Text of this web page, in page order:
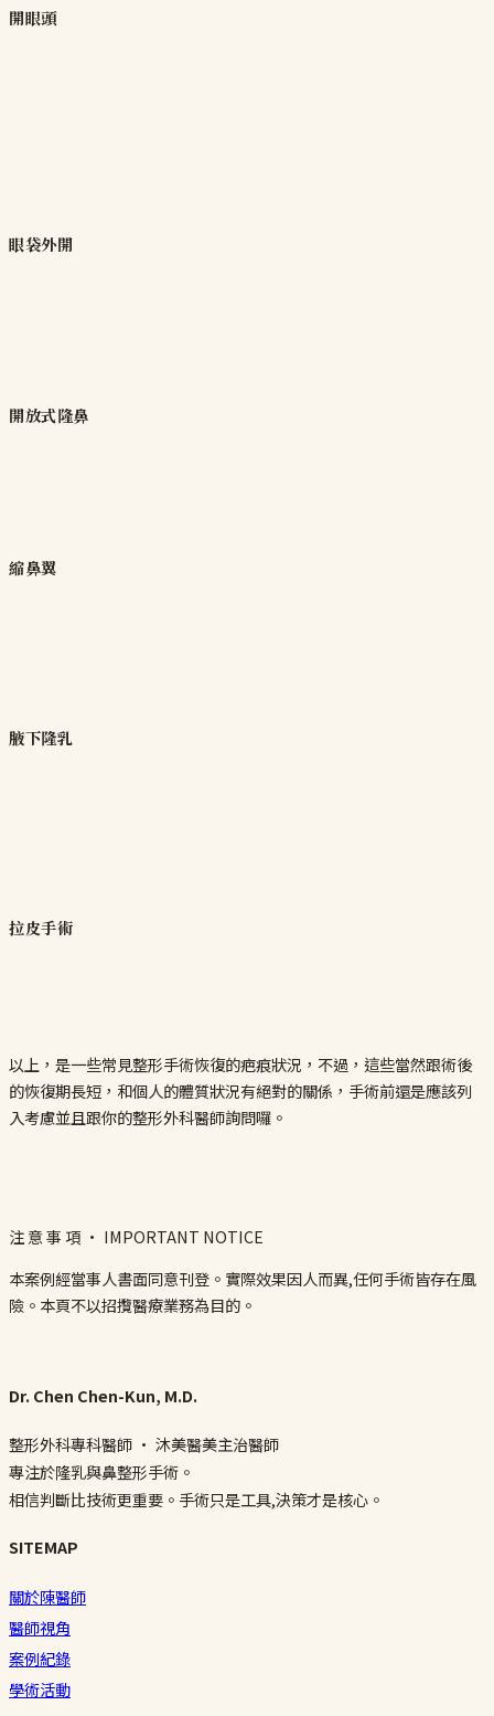
開眼頭
眼袋外開
開放式隆鼻
縮鼻翼
腋下隆乳
拉皮手術
以上，是一些常見整形手術恢復的疤痕狀況，不過，這些當然跟術後
的恢復期長短，和個人的體質狀況有絕對的關係，手術前還是應該列
入考慮並且跟你的整形外科醫師詢問囉。
注 意 事 項 · IMPORTANT NOTICE
本案例經當事人書面同意刊登。實際效果因人而異,任何手術皆存在風
險。本頁不以招攬醫療業務為目的。
Dr. Chen Chen-Kun, M.D.
整形外科專科醫師 · 沐美醫美主治醫師
專注於隆乳與鼻整形手術。
相信判斷比技術更重要。手術只是工具,決策才是核心。
SITEMAP
關於陳醫師
醫師視角
案例紀錄
學術活動